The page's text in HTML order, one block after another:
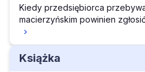
Kiedy przedsiębiorca
macierzyńskim powinien
Książka